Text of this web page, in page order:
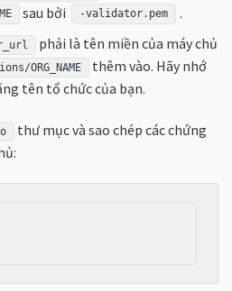
sau bởi -validator.pem
.
phải là tên miền của máy chủ
ORG_NAME
thêm vào. Hãy nhớ
tên tổ chức của bạn.
thư mục và sao chép các chứng